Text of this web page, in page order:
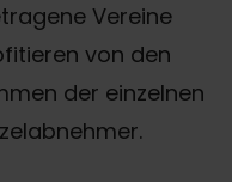
Vereine
von den
der einzelnen